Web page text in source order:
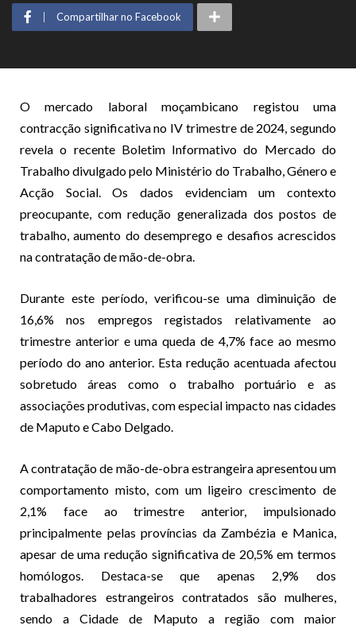
Compartilhar no Facebook
O mercado laboral moçambicano registou uma
contracção significativa no IV trimestre de 2024, segundo
revela o recente Boletim Informativo do Mercado do
Trabalho divulgado pelo Ministério do Trabalho, Género e
Acção Social. Os dados evidenciam um contexto
preocupante, com redução generalizada dos postos de
trabalho, aumento do desemprego e desafios acrescidos
na contratação de mão-de-obra.
Durante este período, verificou-se uma diminuição de
16,6% nos empregos registados relativamente ao
trimestre anterior e uma queda de 4,7% face ao mesmo
período do ano anterior. Esta redução acentuada afectou
sobretudo áreas como o trabalho portuário e as
associações produtivas, com especial impacto nas cidades
de Maputo e Cabo Delgado.
A contratação de mão-de-obra estrangeira apresentou um
comportamento misto, com um ligeiro crescimento de
2,1% face ao trimestre anterior, impulsionado
principalmente pelas províncias da Zambézia e Manica,
apesar de uma redução significativa de 20,5% em termos
homólogos. Destaca-se que apenas 2,9% dos
trabalhadores estrangeiros contratados são mulheres,
sendo a Cidade de Maputo a região com maior